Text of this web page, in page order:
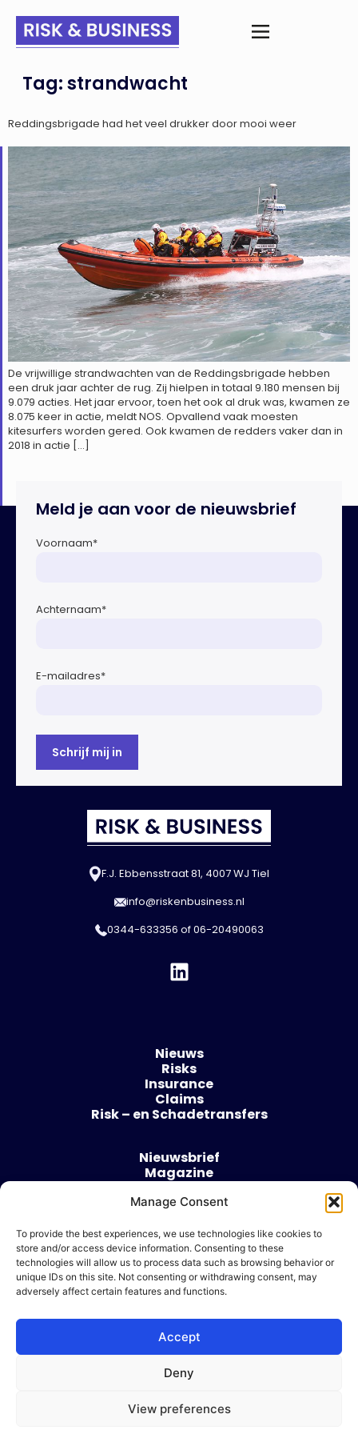
Manage Consent
To provide the best experiences, we use technologies like cookies to
store and/or access device information. Consenting to these
technologies will allow us to process data such as browsing behavior or
unique IDs on this site. Not consenting or withdrawing consent, may
adversely affect certain features and functions.
Accept
Deny
View preferences
Tag:strandwacht
Reddingsbrigade had het veel drukker door mooi weer
De vrijwillige strandwachten van de Reddingsbrigade hebben
een druk jaar achter de rug. Zij hielpen in totaal 9.180 mensen bij
9.079 acties. Het jaar ervoor, toen het ook al druk was, kwamen ze
8.075 keer in actie, meldt NOS. Opvallend vaak moesten
kitesurfers worden gered. Ook kwamen de redders vaker dan in
2018 in actie […]
Meld je aan voor de nieuwsbrief
Voornaam*
Achternaam*
E-mailadres*
F.J. Ebbensstraat 81, 4007 WJ Tiel
info@riskenbusiness.nl
0344-633356 of06-20490063
Nieuws
Risks
Insurance
Claims
Risk – en Schadetransfers
Nieuwsbrief
Magazine
Over
Algemene voorwaarden
Cookie beleid
Ik wil adverteren
© 2026 Risk & Business
| Design & Development door